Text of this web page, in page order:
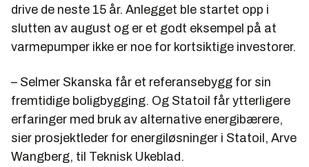
drive de neste 15 år. Anlegget ble startet opp i
slutten av august og er et godt eksempel på at
varmepumper ikke er noe for kortsiktige investorer.
– Selmer Skanska får et referansebygg for sin
fremtidige boligbygging. Og Statoil får ytterligere
erfaringer med bruk av alternative energibærere,
sier prosjektleder for energiløsninger i Statoil, Arve
Wangberg, til Teknisk Ukeblad.